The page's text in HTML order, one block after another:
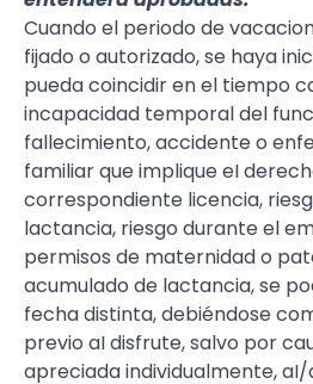
Cuando el periodo de
fijado o autorizado, se haya
pueda coincidir en el tiempo
incapacidad temporal del
fallecimiento, accidente o
familiar que implique eI
correspondiente licencia,
lactancia, riesgo durante el
permisos de maternidad o
acumulado de lactancia, se
fecha distinta, debiéndose
previo aI disfrute, salvo por
apreciada individualmente,